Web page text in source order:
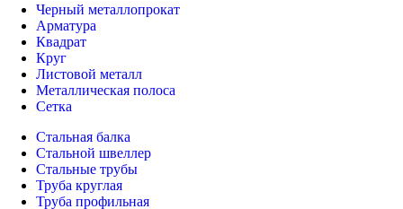
Черный металлопрокат
Арматура
Квадрат
Круг
Листовой металл
Металлическая полоса
Сетка
Стальная балка
Стальной швеллер
Стальные трубы
Труба круглая
Труба профильная